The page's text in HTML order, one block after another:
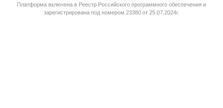
Платформа включена в Реестр Российского программного обеспечения и
зарегистрирована под номером 23380 от 25.07.2024г.